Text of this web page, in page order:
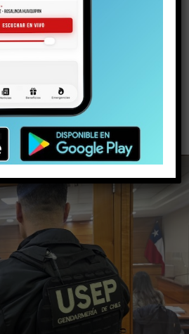
vida del joven
arma y drogas en la
la riña escolar
5, 2026